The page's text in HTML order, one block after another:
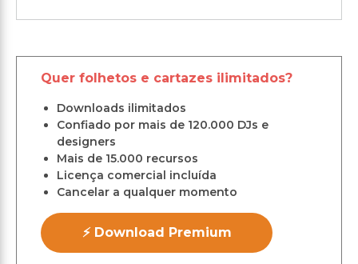
Quer folhetos e cartazes ilimitados?
Downloads ilimitados
Confiado por mais de 120.000 DJs e
designers
Mais de 15.000 recursos
Licença comercial incluída
Cancelar a qualquer momento
⚡ Download Premium